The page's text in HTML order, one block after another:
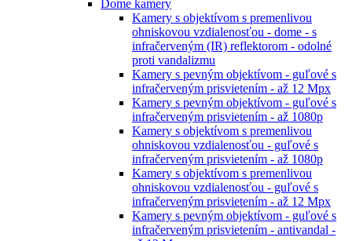
Dome kamery
Kamery s objektívom s premenlivou
ohniskovou vzdialenosťou - dome - s
infračerveným (IR) reflektorom - odolné
proti vandalizmu
Kamery s pevným objektívom - guľové s
infračerveným prisvietením - až 12 Mpx
Kamery s pevným objektívom - guľové s
infračerveným prisvietením - až 1080p
Kamery s objektívom s premenlivou
ohniskovou vzdialenosťou - guľové s
infračerveným prisvietením - až 1080p
Kamery s objektívom s premenlivou
ohniskovou vzdialenosťou - guľové s
infračerveným prisvietením - až 12 Mpx
Kamery s pevným objektívom - guľové s
infračerveným prisvietením - antivandal -